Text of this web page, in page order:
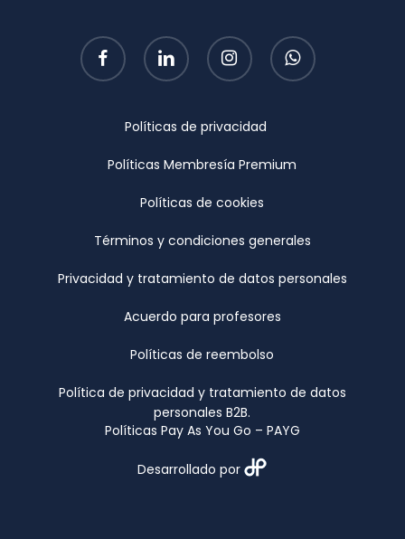
facebook linkedin instagram whatsapp
Políticas de privacidad
Políticas Membresía Premium
Políticas de cookies
Términos y condiciones generales
Privacidad y tratamiento de datos personales
Acuerdo para profesores
Políticas de reembolso
Política de privacidad y tratamiento de datos
personales B2B.
Políticas Pay As You Go – PAYG
Desarrollado por